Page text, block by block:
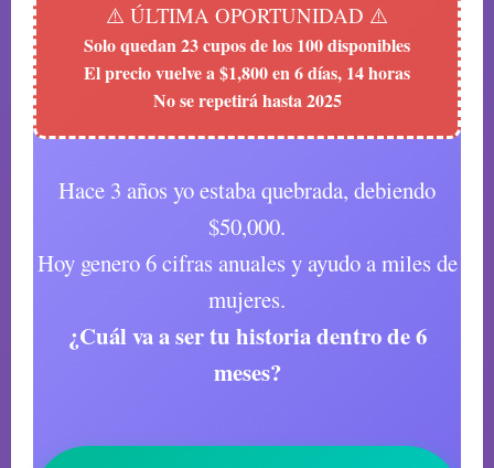
⚠️ ÚLTIMA OPORTUNIDAD ⚠️
Solo quedan 23 cupos de los 100 disponibles
El precio vuelve a $1,800 en 6 días, 14 horas
No se repetirá hasta 2025
Hace 3 años yo estaba quebrada, debiendo
$50,000.
Hoy genero 6 cifras anuales y ayudo a miles de
mujeres.
¿Cuál va a ser tu historia dentro de 6
meses?